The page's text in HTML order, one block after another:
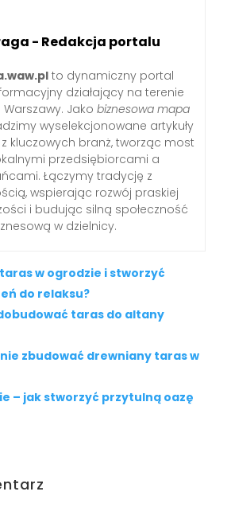
- Redakcja portalu
to dynamiczny portal
działający na terenie
Jako biznesowa mapa
wyselekcjonowane artykuły
kluczowych branż, tworząc most
przedsiębiorcami a
Łączymy tradycję z
wspierając rozwój praskiej
i budując silną społeczność
w dzielnicy.
w ogrodzie i stworzyć
do relaksu?
taras do altany
zbudować drewniany taras w
– jak stworzyć przytulną oazę